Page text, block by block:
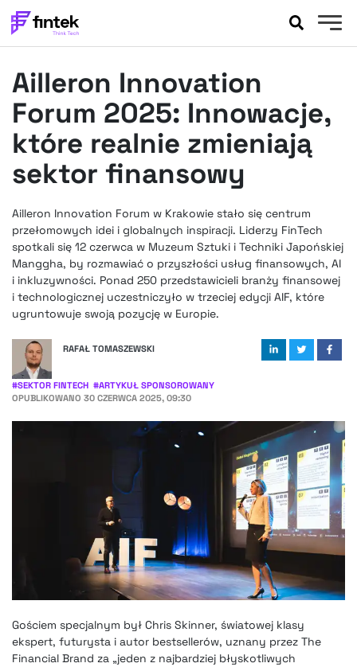
BANKOWOŚĆ
EVENTY
FELIETONY
WYWIADY
LEGAL
FINTEKEXTRA
OKIEM EKSPERTA
Ailleron Innovation
Forum 2025: Innowacje,
które realnie zmieniają
sektor finansowy
Ailleron Innovation Forum w Krakowie stało się centrum
przełomowych idei i globalnych inspiracji. Liderzy FinTech
spotkali się 12 czerwca w Muzeum Sztuki i Techniki Japońskiej
Manggha, by rozmawiać o przyszłości usług finansowych, AI
i inkluzywności. Ponad 250 przedstawicieli branży finansowej
i technologicznej uczestniczyło w trzeciej edycji AIF, które
ugruntowuje swoją pozycję w Europie.
RAFAŁ TOMASZEWSKI
#SEKTOR FINTECH #ARTYKUŁ SPONSOROWANY
OPUBLIKOWANO 30 CZERWCA 2025, 09:30
Gościem specjalnym był Chris Skinner, światowej klasy
ekspert, futurysta i autor bestsellerów, uznany przez The
Financial Brand za „jeden z najbardziej błyskotliwych